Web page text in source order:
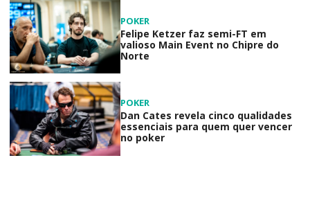
POKER
Felipe Ketzer faz semi-FT em
valioso Main Event no Chipre do
Norte
POKER
Dan Cates revela cinco qualidades
essenciais para quem quer vencer
no poker